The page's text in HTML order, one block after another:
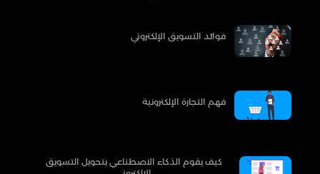
فوائد التسويق الإلكتروني
فهم التجارة الإلكترونية
كيف يقوم الذكاء الاصطناعي بتحويل التسويق